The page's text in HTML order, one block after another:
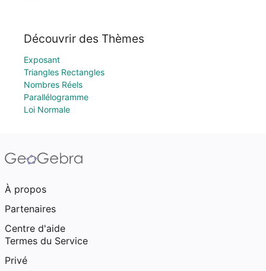
Découvrir des Thèmes
Exposant
Triangles Rectangles
Nombres Réels
Parallélogramme
Loi Normale
À propos
Partenaires
Centre d'aide
Termes du Service
Privé